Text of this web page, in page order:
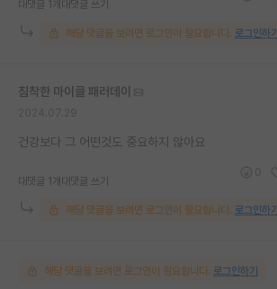
대댓글 1개 대댓글 쓰기
해당 댓글을 보려면 로그인이 필요합니다. 로그인하기
침착한 마이클 패러데이
건강보다 그 어떤것도 중요하지 않아요
대댓글 1개 대댓글 쓰기
해당 댓글을 보려면 로그인이 필요합니다. 로그인하기
해당 댓글을 보려면 로그인이 필요합니다. 로그인하기